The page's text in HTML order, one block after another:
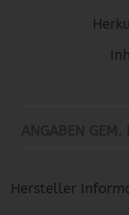
Hersteller